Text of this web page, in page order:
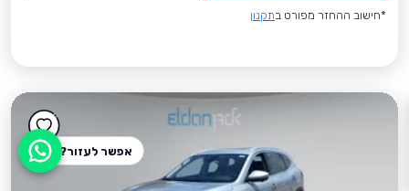
*חישוב ההחזר מפורט בתקנון
אפשר לעזור?